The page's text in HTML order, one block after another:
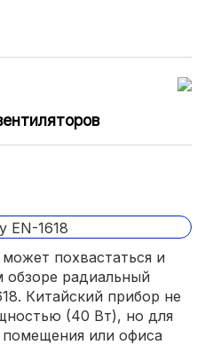
похвастаться и
радиальный
Китайский прибор не
(40 Вт), но для
или офиса